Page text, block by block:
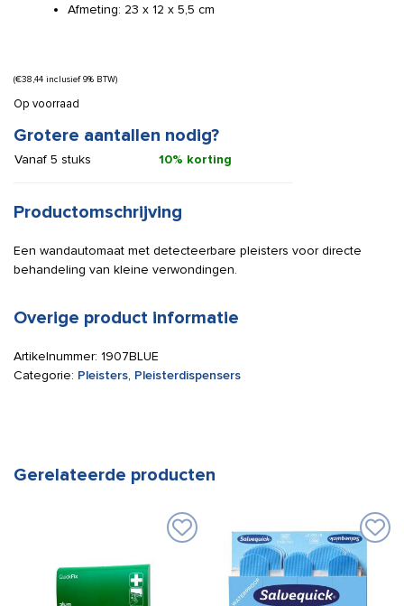
Afmeting: 23 x 12 x 5,5 cm
(€38,44 inclusief 9% BTW)
Op voorraad
Grotere aantallen nodig?
Vanaf 5 stuks 10% korting
Productomschrijving
Een wandautomaat met detecteerbare pleisters voor directe
behandeling van kleine verwondingen.
Overige product informatie
Artikelnummer: 1907BLUE
Categorie: Pleisters, Pleisterdispensers
Gerelateerde producten